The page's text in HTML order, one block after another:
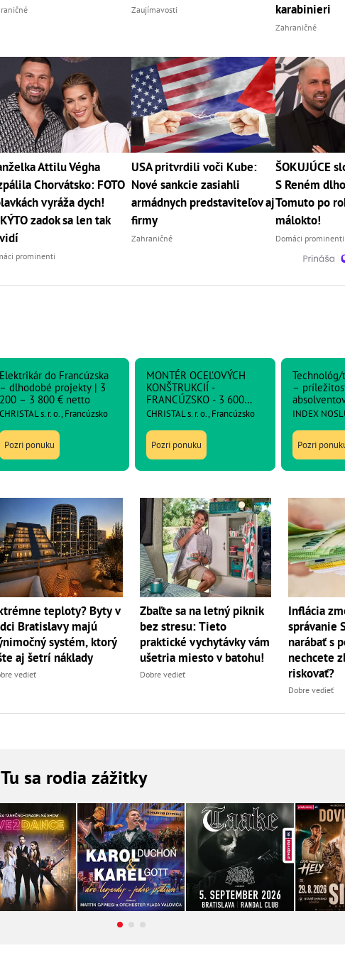
Zaujímavosti
karabinieri
Zahraničné
Attilu Végha
Chorvátsko: FOTO
vyráža dych!
zadok sa len tak
prominenti
USA pritvrdili voči Kube:
Nové sankcie zasiahli
armádnych predstaviteľov aj
firmy
Zahraničné
ŠOKUJÚCE
S Reném
Tomuto po
málokto!
Domáci prominenti
Elektrikár do Francúzska
– dlhodobé projekty | 3
200 – 3 800 € netto
CHRISTAL s. r. o., Francúzsko
Pozri ponuku
MONTÉR OCEĽOVÝCH
KONŠTRUKCIÍ -
FRANCÚZSKO - 3 600
netto
CHRISTAL s. r. o., Francúzsko
Pozri ponuku
–
prac. čas
INDEX
Pozri
teploty? Byty v
Bratislavy majú
systém, ktorý
aj šetrí náklady
vedieť
Zbaľte sa na letný piknik
bez stresu: Tieto
praktické vychytávky vám
ušetria miesto v batohu!
Dobre vedieť
Inflácia
správanie
narábať s
nechcete
riskovať?
Dobre vedieť
sa rodia zážitky